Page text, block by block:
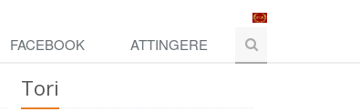
FACEBOOK ATTINGERE
Tori